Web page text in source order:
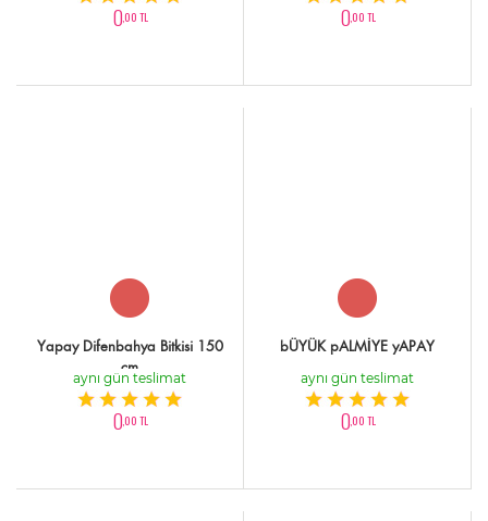
0,00 TL 0,00 TL
Yapay Difenbahya Bitkisi 150
cm
aynı gün teslimat
0,00 TL
bÜYÜK pALMİYE yAPAY
aynı gün teslimat
0,00 TL